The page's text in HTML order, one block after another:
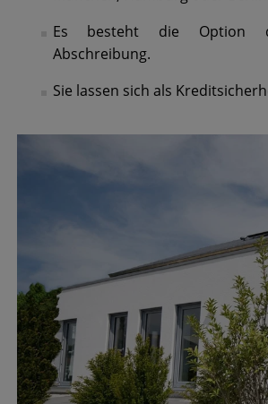
Es besteht die Option
Abschreibung.
Sie lassen sich als